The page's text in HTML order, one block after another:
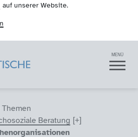
auf unserer Website.
NRW
MENÜ
Beratung